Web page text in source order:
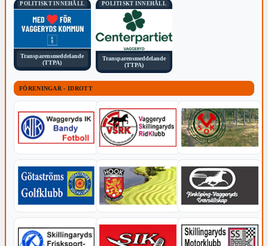
POLITISKT INNEHÅLL
Transparensmeddelande
(TTPA)
POLITISKT INNEHÅLL
Transparensmeddelande
(TTPA)
FÖRENINGAR - IDROTT